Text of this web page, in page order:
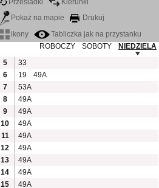
Przesiadki
Kierunki
Pokaż na mapie
Drukuj
ikony
Tabliczka jak na przystanku
ROBOCZY
SOBOTY
NIEDZIELA
5
33
6
19
49A
7
53A
8
49A
9
49A
10
49A
11
49A
12
49A
13
49A
14
49A
15
49A